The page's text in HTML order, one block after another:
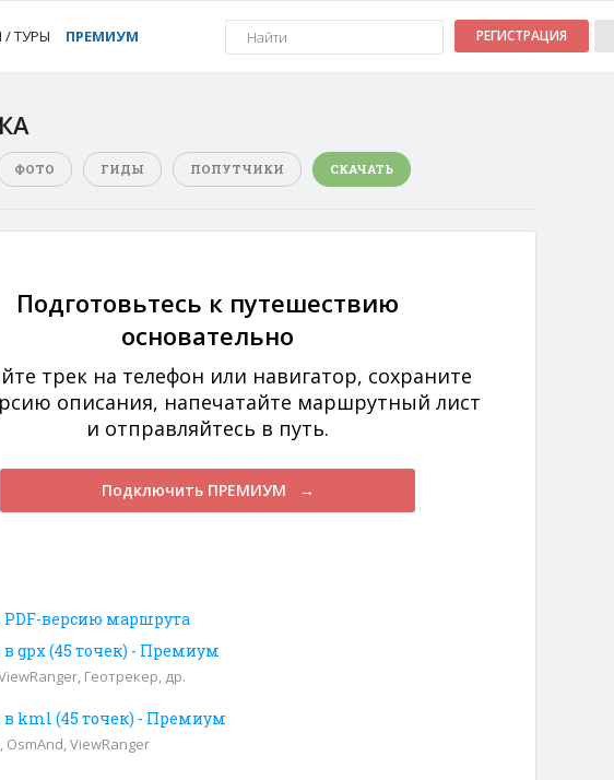
/ ТУРЫ ПРЕМИУМ РЕГИСТРАЦИЯ
ФОТО ГИДЫ ПОПУТЧИКИ СКАЧАТЬ
Подготовьтесь к путешествию
основательно
трек на телефон или навигатор, сохраните
описания, напечатайте маршрутный лист
и отправляйтесь в путь.
Подключить ПРЕМИУМ →
PDF-версию маршрута
в gpx (45 точек) - Премиум
Геотрекер, др.
в kml (45 точек) - Премиум
, OsmAnd, ViewRanger